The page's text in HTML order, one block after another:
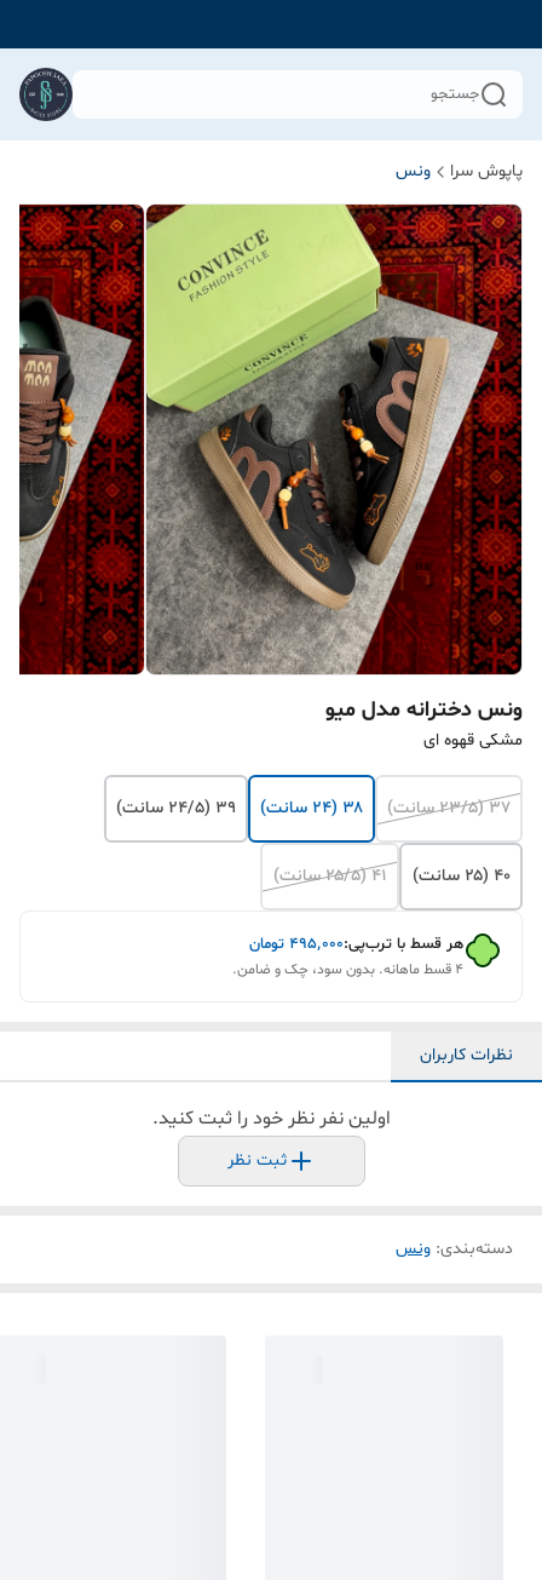
جستجو
پاپوش سرا ونس
ونس دخترانه مدل میو
مشکی قهوه ای
۳۷ (۲۳/۵ سانت) ۳۸ (۲۴ سانت) ۳۹ (۲۴/۵ سانت)
۴۰ (۲۵ سانت) ۴۱ (۲۵/۵ سانت)
هر قسط با ترب‌پی:۴۹۵٬۰۰۰ تومان
۴ قسط ماهانه. بدون سود، چک و ضامن.
نظرات کاربران
اولین نفر نظر خود را ثبت کنید.
ثبت نظر
دسته‌بندی: ونس